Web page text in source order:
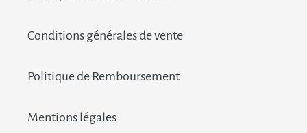
Conditions générales de vente
Politique de Remboursement
Mentions légales